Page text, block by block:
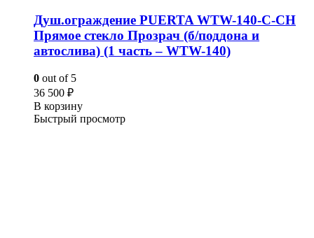
Душ.ограждение PUERTA WTW-140-С-СH
Прямое стекло Прозрач (б/поддона и
автослива) (1 часть – WTW-140)
0 out of 5
36 500 ₽
В корзину
Быстрый просмотр